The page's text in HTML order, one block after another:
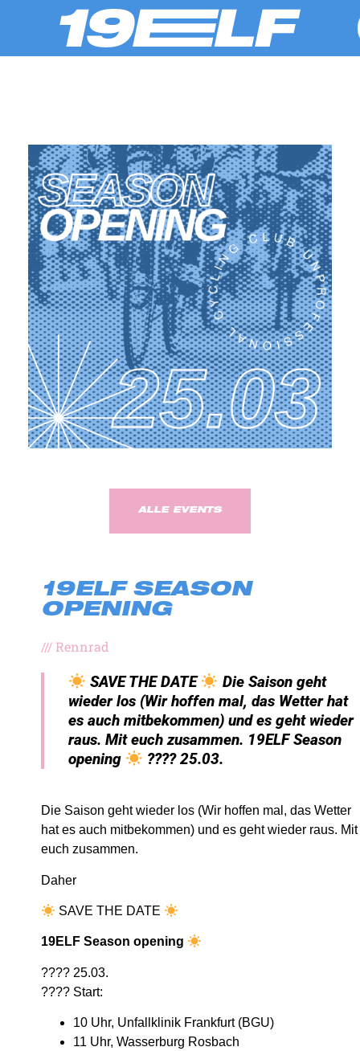
ALLE EVENTS
19ELF SEASON
OPENING
///Rennrad
SAVE THE DATE
Die Saison geht
wieder los (Wir hoffen mal, das Wetter hat
es auch mitbekommen) und es geht wieder
raus. Mit euch zusammen. 19ELF Season
opening
???? 25.03.
Die Saison geht wieder los (Wir hoffen mal, das Wetter
hat es auch mitbekommen) und es geht wieder raus. Mit
euch zusammen.
Daher
SAVE THE DATE
19ELF Season opening
???? 25.03.
???? Start:
10 Uhr, Unfallklinik Frankfurt (BGU)
11 Uhr, Wasserburg Rosbach